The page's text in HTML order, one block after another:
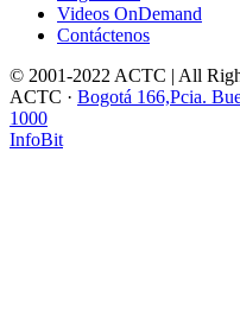
Videos OnDemand
Contáctenos
© 2001-2022 ACTC | All
ACTC · Bogotá 166,Pcia.
1000
InfoBit